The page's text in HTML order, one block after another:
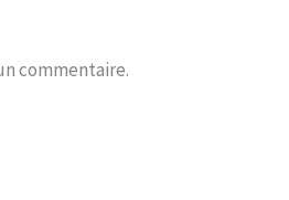
commentaire.